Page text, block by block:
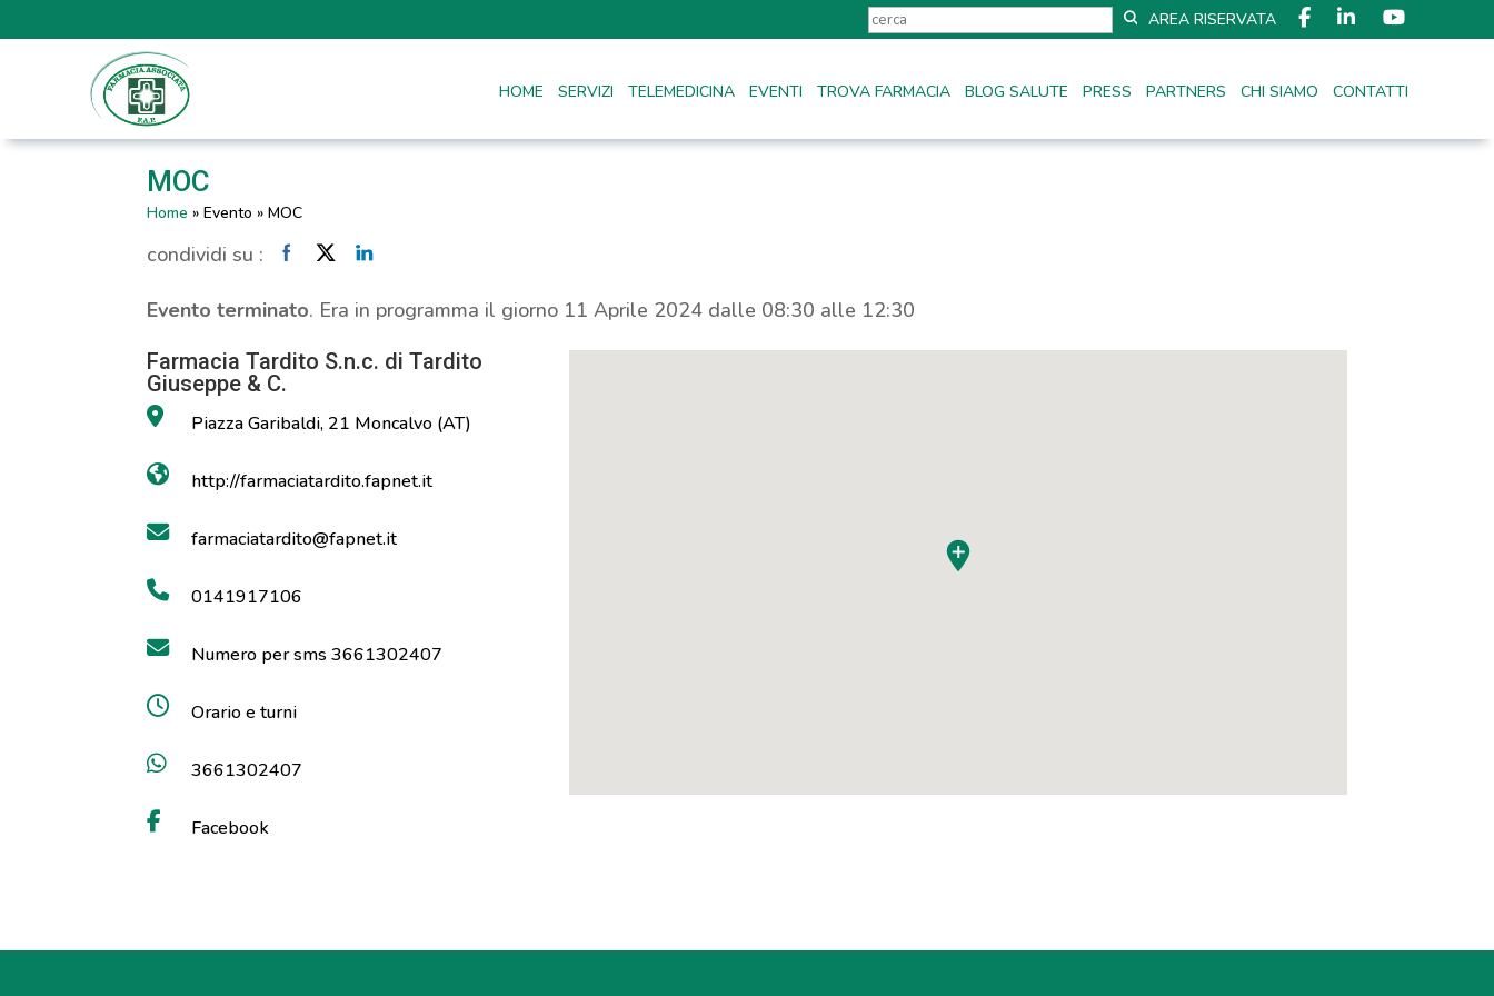
AREA RISERVATA
HOME SERVIZI TELEMEDICINA EVENTI TROVA FARMACIA BLOG SALUTE PRESS PARTNERS CHI SIAMO CONTATTI
MOC
Home » Evento » MOC
condividi su :
Evento terminato. Era in programma il giorno 11 Aprile 2024 dalle 08:30 alle 12:30
Farmacia Tardito S.n.c. di Tardito
Giuseppe & C.
Piazza Garibaldi, 21 Moncalvo (AT)
http://farmaciatardito.fapnet.it
farmaciatardito@fapnet.it
0141917106
Numero per sms 3661302407
Orario e turni
3661302407
Facebook